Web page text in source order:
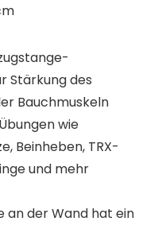
Stärkung des
Bauchmuskeln
wie
Beinheben, TRX-
und mehr
an der Wand hat ein